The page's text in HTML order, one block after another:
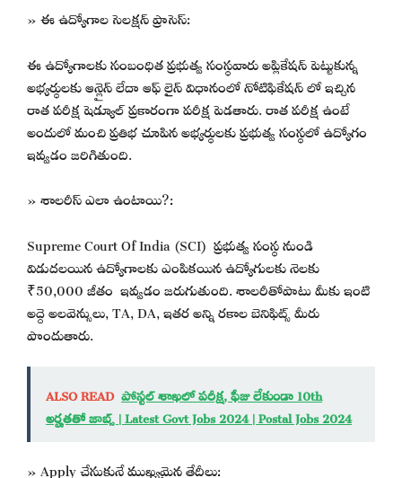
» ఈ ఉద్యోగాల సెలక్షన్ ప్రాసెస్:
ఈ ఉద్యోగాలకు సంబంధిత ప్రభుత్వ సంస్థవారు అప్లికేషన్ పెట్టుకున్న
అభ్యర్థులకు ఆన్లైన్ లేదా ఆఫ్ లైన్ విధానంలో నోటిఫికేషన్ లో ఇచ్చిన
రాత పరీక్ష షెడ్యూల్ ప్రకారంగా పరీక్ష పెడతారు. రాత పరీక్ష ఉంటే
అందులో మంచి ప్రతిభ చూపిన అభ్యర్థులకు ప్రభుత్వ సంస్థలో ఉద్యోగం
ఇవ్వడం జరిగితుంది.
» శాలరీస్ ఎలా ఉంటాయి?:
Supreme Court Of India (SCI) ప్రభుత్వ సంస్థ నుండి
విడుదలయిన ఉద్యోగాలకు ఎంపికయిన ఉద్యోగులకు నెలకు
₹50,000 జీతం ఇవ్వడం జరుగుతుంది. శాలరీతోపాటు మీకు ఇంటి
అద్దె అలవెన్సులు, TA, DA, ఇతర అన్ని రకాల బెనిఫిట్స్ మీరు
పొందుతారు.
ALSO READ పోస్టల్ శాఖలో పరీక్ష, ఫీజు లేకుండా 10th
అర్హతతో జాబ్స్ | Latest Govt Jobs 2024 | Postal Jobs 2024
» Apply చేసుకునే ముఖ్యమైన తేదీలు: